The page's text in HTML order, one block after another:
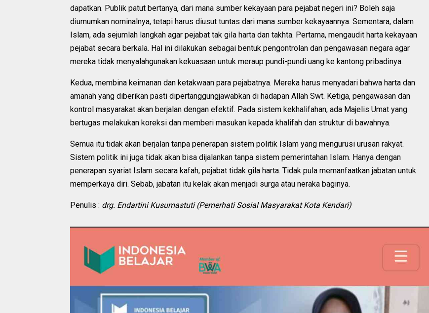
dapatkan. Publik patut bertanya, dari mana sumber kekayaan para pejabat negeri ini? Boleh saja
diumumkan nominalnya, tetapi harus diusut tuntas dari mana sumber kekayaannya. Sementara, dalam
Islam, ada sejumlah langkah agar pejabat tak gila harta dan takhta. Pertama, mengaudit harta kekayaan
pejabat secara berkala. Hal ini dilakukan sebagai bentuk pengontrolan dan pengawasan negara agar
mereka tidak menyalahgunakan kekuasaan untuk meraup pundi-pundi uang ke kantong pribadinya.
Kedua, membina keimanan dan ketakwaan para pejabatnya. Mereka harus menyadari bahwa harta dan
amanah yang diberikan pasti dipertanggungjawabkan di hadapan Allah Swt. Ketiga, pengawasan dan
kontrol masyarakat akan berjalan dengan efektif. Pada sistem kekhalifahan, ada Majelis Umat yang
bertugas melakukan koreksi dan memberi masukan kepada khalifah dan struktur di bawahnya.
Semua itu tidak akan berjalan tanpa penerapan sistem politik Islam yang mengurusi urusan rakyat.
Sistem politik ini juga tidak akan bisa dijalankan tanpa sistem pemerintahan Islam. Hanya dengan
penerapan syariat Islam secara kafah, pejabat tidak gila harta. Tidak pula memanfaatkan jabatan untuk
memperkaya diri. Sebab, jabatan itu kelak akan menjadi surga atau neraka baginya.
Penulis : drg. Endartini Kusumastuti (Pemerhati Sosial Masyarakat Kota Kendari)